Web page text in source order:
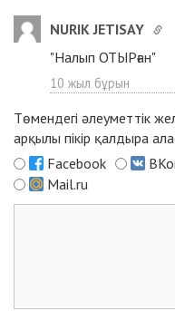
NURIK JETISAY
"Налып ОТЫРған"
10 жыл бұрын
Төмендегі әлеуметтік
арқылы пікір қалдыра
Facebook
Mail.ru